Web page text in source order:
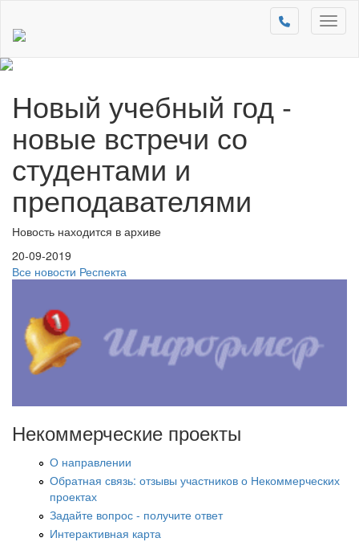
Новый учебный год -
новые встречи со
студентами и
преподавателями
Новость находится в архиве
20-09-2019
Все новости Респекта
Некоммерческие проекты
О направлении
Обратная связь: отзывы участников о Некоммерческих
проектах
Задайте вопрос - получите ответ
Интерактивная карта